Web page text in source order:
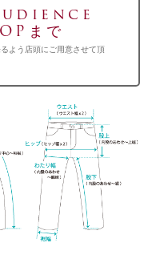
Audience
まで
よう店頭にご用意させて頂